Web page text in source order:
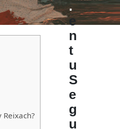
.
e
n
t
u
S
e
g
u